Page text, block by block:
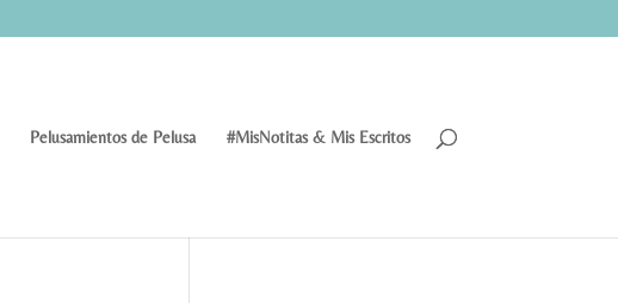
Pelusamientos de Pelusa #MisNotitas & Mis Escritos